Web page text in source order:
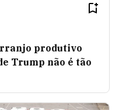
produtivo
Trump não é tão